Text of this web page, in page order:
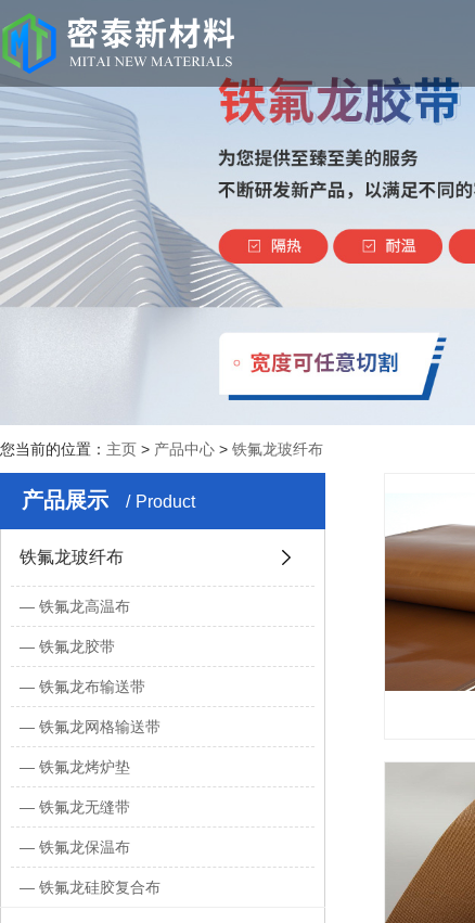
您当前的位置： 主页 > 产品中心 > 铁氟龙玻纤布
产品展示 Product
铁氟龙玻纤布
铁氟龙高温布
铁氟龙胶带
铁氟龙布输送带
铁氟龙网格输送带
铁氟龙烤炉垫
铁氟龙无缝带
铁氟龙保温布
铁氟龙硅胶复合布